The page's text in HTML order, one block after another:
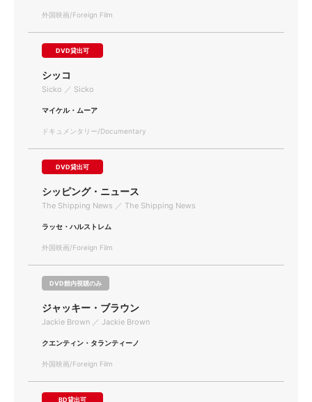
外国映画/Foreign Film
DVD貸出可
シッコ
Sicko ／ Sicko
マイケル・ムーア
ドキュメンタリー/Documentary
DVD貸出可
シッピング・ニュース
The Shipping News ／ The Shipping News
ラッセ・ハルストレム
外国映画/Foreign Film
DVD館内視聴のみ
ジャッキー・ブラウン
Jackie Brown ／ Jackie Brown
クエンティン・タランティーノ
外国映画/Foreign Film
BD貸出可